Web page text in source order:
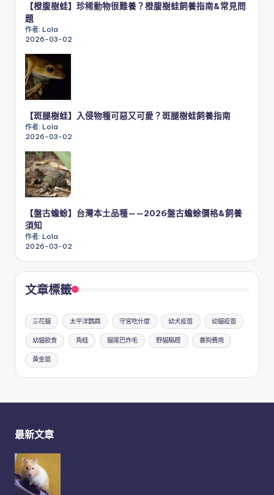
【橙腹樹蛙】珍稀動物很難養？橙腹樹蛙飼養指南&常見問
題
作者: Lola
2026-03-02
【斑腿樹蛙】入侵物種可惡又可愛？斑腿樹蛙飼養指南
作者: Lola
2026-03-02
【盤古蟾蜍】台灣本土品種——2026盤古蟾蜍價格&飼養
須知
作者: Lola
2026-03-02
文章標籤
三花貓 太平洋鸚鵡 守宮吃什麼 幼犬疫苗 幼貓疫苗
幼貓飲食 角蛙 貓尾巴炸毛 野貓驅趕 養狗費用
黃金鼠
最新文章